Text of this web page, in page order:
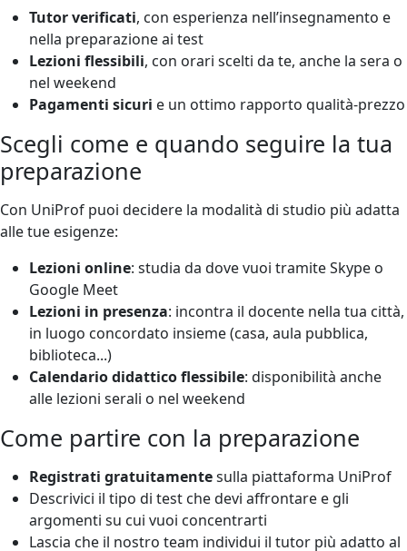
Tutor verificati, con esperienza nell’insegnamento e
nella preparazione ai test
Lezioni flessibili, con orari scelti da te, anche la sera o
nel weekend
Pagamenti sicuri e un ottimo rapporto qualità-prezzo
Scegli come e quando seguire la tua
preparazione
Con UniProf puoi decidere la modalità di studio più adatta
alle tue esigenze:
Lezioni online: studia da dove vuoi tramite Skype o
Google Meet
Lezioni in presenza: incontra il docente nella tua città,
in luogo concordato insieme (casa, aula pubblica,
biblioteca...)
Calendario didattico flessibile: disponibilità anche
alle lezioni serali o nel weekend
Come partire con la preparazione
Registrati gratuitamentesulla piattaforma UniProf
Descrivici il tipo di test che devi affrontare e gli
argomenti su cui vuoi concentrarti
Lascia che il nostro team individui il tutor più adatto al